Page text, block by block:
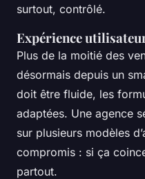
surtout, contrôlé.
Expérience
Plus de la moitié des
désormais depuis un
doit être fluide, les
adaptées. Une agence
sur plusieurs modèles
compromis : si ça
partout.